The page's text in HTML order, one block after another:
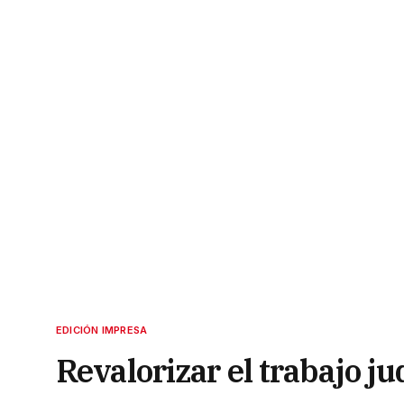
EDICIÓN IMPRESA
Revalorizar el trabajo